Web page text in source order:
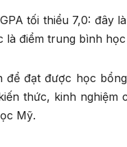
tối thiểu 7,0: đây
là điểm trung bình
để đạt được học
thức, kinh
Mỹ.